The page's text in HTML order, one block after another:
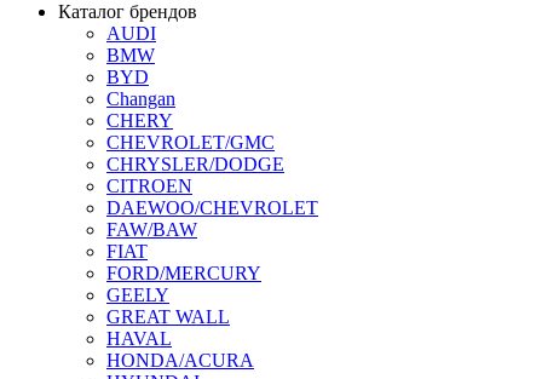
Каталог брендов
AUDI
BMW
BYD
Changan
CHERY
CHEVROLET/GMC
CHRYSLER/DODGE
CITROEN
DAEWOO/CHEVROLET
FAW/BAW
FIAT
FORD/MERCURY
GEELY
GREAT WALL
HAVAL
HONDA/ACURA